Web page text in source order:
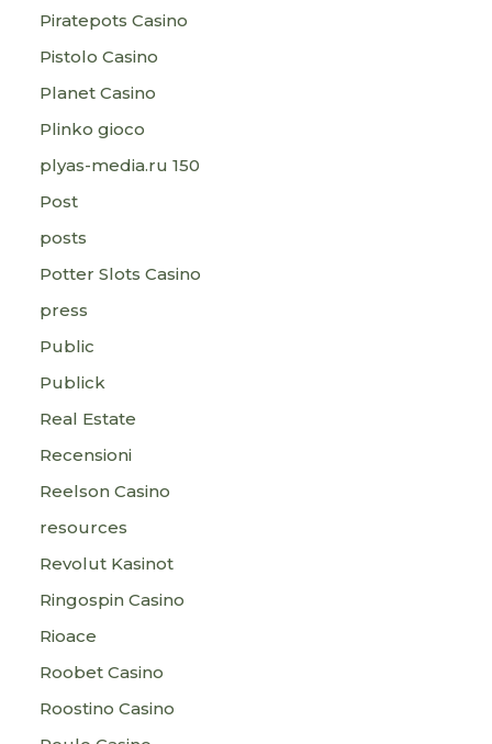
Piratepots Casino
Pistolo Casino
Planet Casino
Plinko gioco
plyas-media.ru 150
Post
posts
Potter Slots Casino
press
Public
Publick
Real Estate
Recensioni
Reelson Casino
resources
Revolut Kasinot
Ringospin Casino
Rioace
Roobet Casino
Roostino Casino